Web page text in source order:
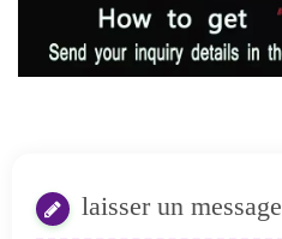
laisser un message